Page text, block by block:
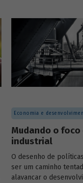
destacando
possibilidades de
Economia e
Mudando o
industrial
O desenho de
ser um caminho
alavancar o